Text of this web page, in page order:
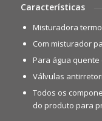
Características
Misturadora
Com misturador
Para água quente
Válvulas
Todos os
do produto para